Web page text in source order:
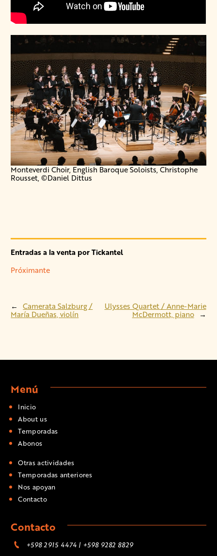
Monteverdi Choir, English Baroque Soloists, Christophe
Rousset, ©Daniel Dittus
Entradas a la venta por Tickantel
Próximante
← Camerata Salzburg /
María Dueñas, violín
Ulysses Quartet / Anne-Marie
McDermott, piano →
Menú
Inicio
About us
Temporadas
Abonos
Otras actividades
Temporadas anteriores
Nos apoyan
Contacto
Contacto
+598 2915 4474 | +598 9282 8829